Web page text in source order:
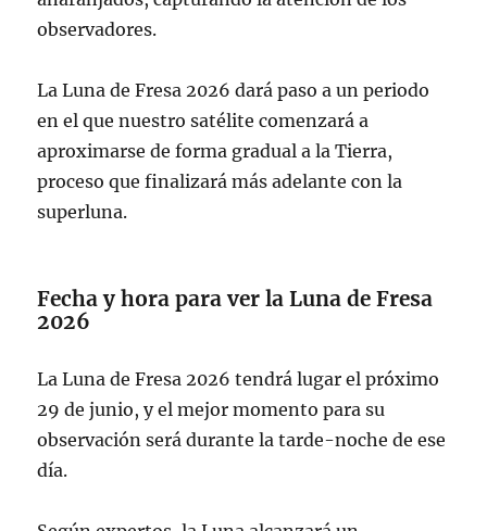
observadores.
La Luna de Fresa 2026 dará paso a un periodo
en el que nuestro satélite comenzará a
aproximarse de forma gradual a la Tierra,
proceso que finalizará más adelante con la
superluna.
Fecha y hora para ver la Luna de Fresa
2026
La Luna de Fresa 2026 tendrá lugar el próximo
29 de junio, y el mejor momento para su
observación será durante la tarde-noche de ese
día.